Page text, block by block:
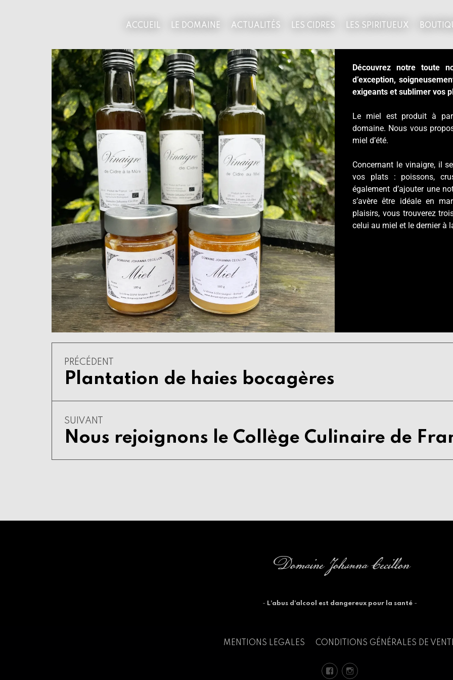
ACCUEIL LE DOMAINE ACTUALITÉS LES CIDRES LES SPIRITUEUX
Découvrez notre toute
d’exception,
exigeants et sublimer vos
Le miel est produit à
domaine. Nous vous
miel d’été.
Concernant le vinaigre, il
vos plats : poissons,
également d’ajouter une
s’avère être idéale en
plaisirs, vous trouverez
celui au miel et le dernier à
PRÉCÉDENT
Plantation de haies bocagères
SUIVANT
Nous rejoignons le Collège Culinaire de
Domaine Johanna Cecillon
- L’abus d’alcool est dangereux pour la santé -
MENTIONS LEGALES CONDITIONS GÉNÉRALES DE